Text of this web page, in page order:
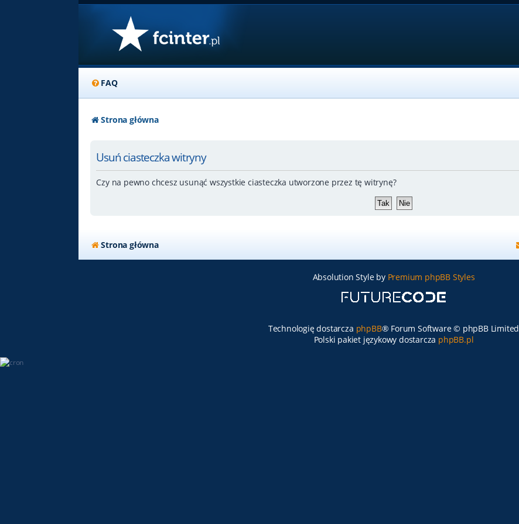
FAQ
Strona główna
Usuń ciasteczka witryny
Czy na pewno chcesz usunąć wszystkie ciasteczka utworzone przez tę witrynę?
Strona główna
Absolution Style by Premium phpBB Styles
Technologię dostarcza phpBB® Forum Software © phpBB Limited
Polski pakiet językowy dostarcza phpBB.pl